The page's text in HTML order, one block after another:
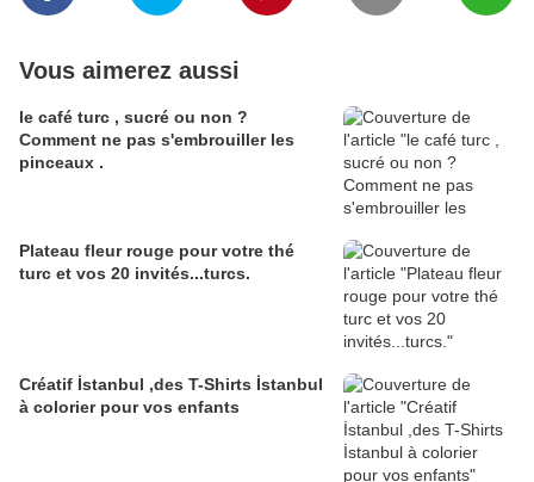
Vous aimerez aussi
le café turc , sucré ou non ?
Comment ne pas s'embrouiller les
pinceaux .
Plateau fleur rouge pour votre thé
turc et vos 20 invités...turcs.
Créatif İstanbul ,des T-Shirts İstanbul
à colorier pour vos enfants